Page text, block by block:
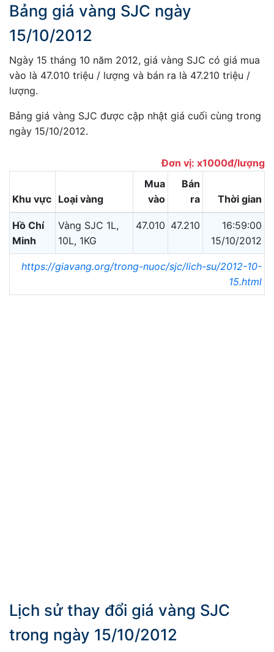
Bảng giá vàng SJC ngày
15/10/2012
Ngày 15 tháng 10 năm 2012, giá vàng SJC có giá mua
vào là 47.010 triệu / lượng và bán ra là 47.210 triệu /
lượng.
Bảng giá vàng SJC được cập nhật giá cuối cùng trong
ngày 15/10/2012.
Đơn vị: x1000đ/lượng
Khu vực Loại vàng
Mua
vào
Bán
ra
Thời gian
Hồ Chí
Minh
Vàng SJC 1L,
10L, 1KG
47.010 47.210
16:59:00
15/10/2012
https://giavang.org/trong-nuoc/sjc/lich-su/2012-10-
15.html
Lịch sử thay đổi giá vàng SJC
trong ngày 15/10/2012